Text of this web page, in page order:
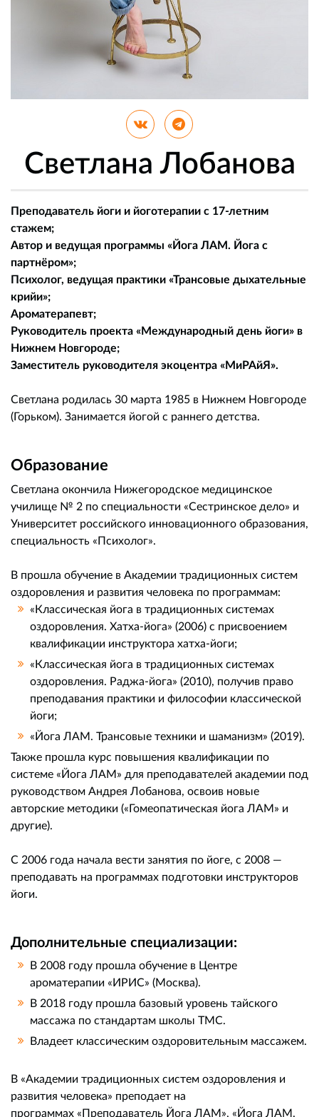
Светлана Лобанова
Преподаватель йоги и йоготерапии с 17-летним
стажем;
Автор и ведущая программы «Йога ЛАМ. Йога с
партнёром»;
Психолог, ведущая практики «Трансовые дыхательные
крийи»;
Ароматерапевт;
Руководитель проекта «Международный день йоги» в
Нижнем Новгороде;
Заместитель руководителя экоцентра «МиРАйЯ».
Светлана родилась 30 марта 1985 в Нижнем Новгороде
(Горьком). Занимается йогой с раннего детства.
Образование
Светлана окончила Нижегородское медицинское
училище № 2 по специальности «Сестринское дело» и
Университет российского инновационного образования,
специальность «Психолог».
В прошла обучение в Академии традиционных систем
оздоровления и развития человека по программам:
«Классическая йога в традиционных системах
оздоровления. Хатха-йога» (2006) с присвоением
квалификации инструктора хатха-йоги;
«Классическая йога в традиционных системах
оздоровления. Раджа-йога» (2010), получив право
преподавания практики и философии классической
йоги;
«Йога ЛАМ. Трансовые техники и шаманизм» (2019).
Также прошла курс повышения квалификации по
системе «Йога ЛАМ» для преподавателей академии под
руководством Андрея Лобанова, освоив новые
авторские методики («Гомеопатическая йога ЛАМ» и
другие).
С 2006 года начала вести занятия по йоге, с 2008 —
преподавать на программах подготовки инструкторов
йоги.
Дополнительные специализации:
В 2008 году прошла обучение в Центре
ароматерапии «ИРИС» (Москва).
В 2018 году прошла базовый уровень тайского
массажа по стандартам школы ТМС.
Владеет классическим оздоровительным массажем.
В «Академии традиционных систем оздоровления и
развития человека» преподает на
программах «Преподаватель Йога ЛАМ», «Йога ЛАМ.